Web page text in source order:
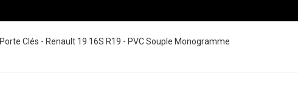
Porte Clés - Renault 19 16S R19 - PVC Souple Monogramme